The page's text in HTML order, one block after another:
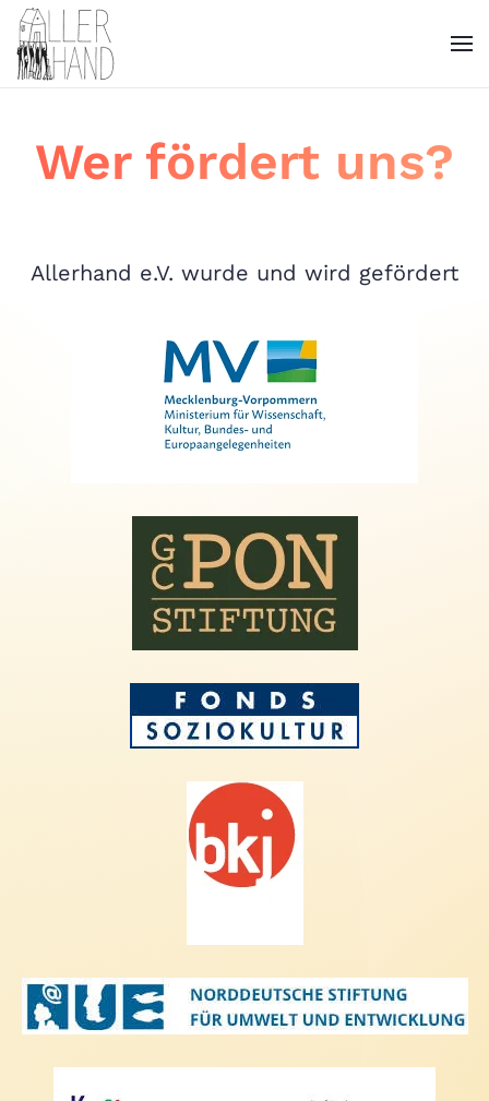
Wer fördert uns?
Allerhand e.V. wurde und wird gefördert